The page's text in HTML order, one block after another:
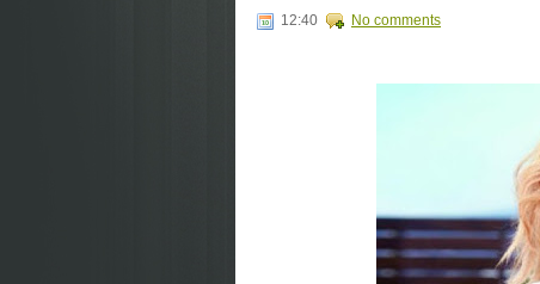
12:40 No comments